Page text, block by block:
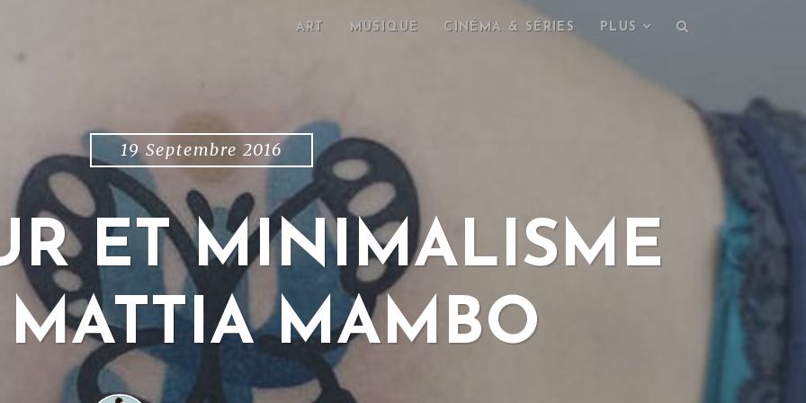
ART MUSIQUE CINÉMA & SÉRIES PLUS
19 Septembre 2016
ET MINIMALISME
MATTIA MAMBO